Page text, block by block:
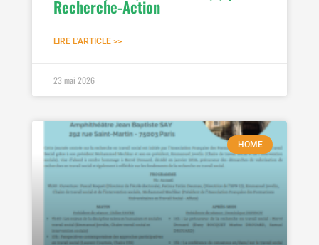
Recherche-Action
LIRE L'ARTICLE >>
23 mai 2026
HOME